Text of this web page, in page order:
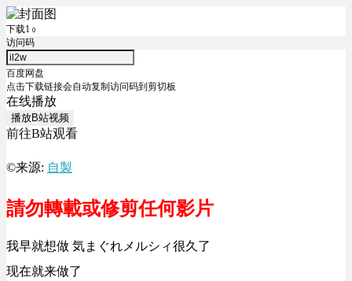
下载1 0
访问码
百度网盘
点击下载链接会自动复制访问码到剪切板
在线播放
播放B站视频
前往B站观看
©来源: 自製
請勿轉載或修剪任何影片
我早就想做 気まぐれメルシィ很久了
现在就来做了